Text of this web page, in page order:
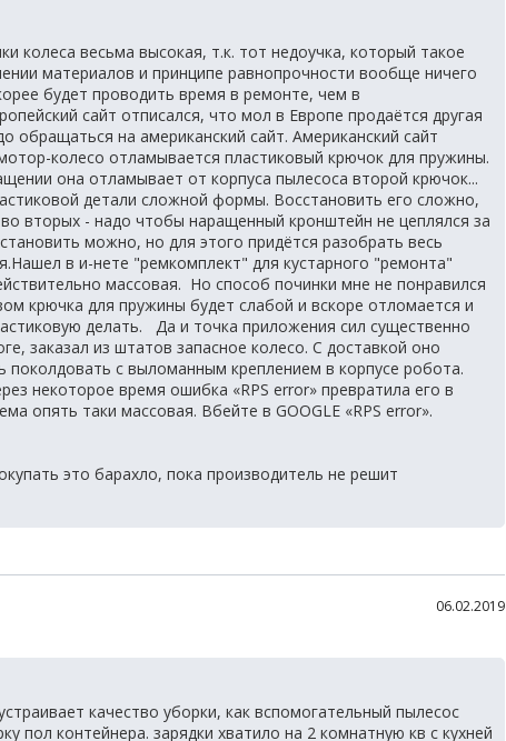
колеса весьма высокая, т.к. тот недоучка, который такое
материалов и принципе равнопрочности вообще ничего
будет проводить время в ремонте, чем в
сайт отписался, что мол в Европе продаётся другая
обращаться на американский сайт. Американский сайт
колесо отламывается пластиковый крючок для пружины.
она отламывает от корпуса пылесоса второй крючок...
детали сложной формы. Восстановить его сложно,
вторых - надо чтобы наращенный кронштейн не цеплялся за
можно, но для этого придётся разобрать весь
в и-нете "ремкомплект" для кустарного "ремонта"
массовая. Но способ починки мне не понравился
крючка для пружины будет слабой и вскоре отломается и
делать. Да и точка приложения сил существенно
заказал из штатов запасное колесо. С доставкой оно
с выломанным креплением в корпусе робота.
некоторое время ошибка «RPS error» превратила его в
опять таки массовая. Вбейте в GOOGLE «RPS error».
это барахло, пока производитель не решит
06.02.2019
качество уборки, как вспомогательный пылесос
пол контейнера. зарядки хватило на 2 комнатную кв с кухней